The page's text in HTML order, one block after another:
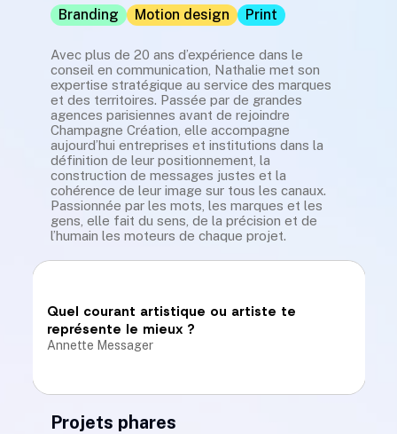
Branding Motion design Print
Avec plus de 20 ans d’expérience dans le
conseil en communication, Nathalie met son
expertise stratégique au service des marques
et des territoires. Passée par de grandes
agences parisiennes avant de rejoindre
Champagne Création, elle accompagne
aujourd’hui entreprises et institutions dans la
définition de leur positionnement, la
construction de messages justes et la
cohérence de leur image sur tous les canaux.
Passionnée par les mots, les marques et les
gens, elle fait du sens, de la précision et de
l’humain les moteurs de chaque projet.
Une citation ou mantra qui t’inspire dans ton
travail ?
Tout le monde voit ce que vous semblez être, peu de
gens voient ce que vous êtes réellement.
Quel courant artistique ou artiste te
représente le mieux ?
Annette Messager
Projets phares